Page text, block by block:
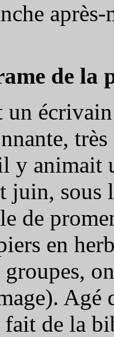
de la
un
y animait
juin, sous
de
en
Agé
de la